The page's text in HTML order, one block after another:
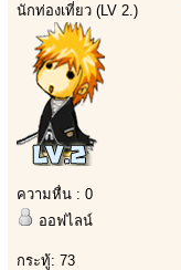
นักท่องเที่ยว (LV 2.)
ความหื่น : 0
ออฟไลน์
กระทู้: 73